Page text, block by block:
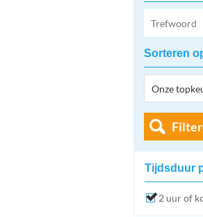
Sorteren
Tijdsduur
2 uur of